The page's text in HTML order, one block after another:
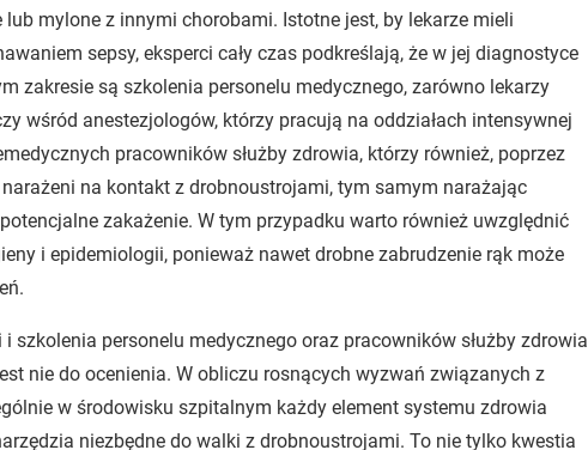
mylone z innymi chorobami. Istotne jest, by lekarze mieli
sepsy, eksperci cały czas podkreślają, że w jej diagnostyce
zakresie są szkolenia personelu medycznego, zarówno lekarzy
wśród anestezjologów, którzy pracują na oddziałach intensywnej
pracowników służby zdrowia, którzy również, poprzez
na kontakt z drobnoustrojami, tym samym narażając
zakażenie. W tym przypadku warto również uwzględnić
i epidemiologii, ponieważ nawet drobne zabrudzenie rąk może
szkolenia personelu medycznego oraz pracowników służby zdrowia
nie do ocenienia. W obliczu rosnących wyzwań związanych z
w środowisku szpitalnym każdy element systemu zdrowia
niezbędne do walki z drobnoustrojami. To nie tylko kwestia